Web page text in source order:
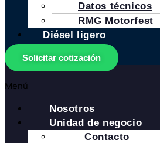
Datos técnicos
RMG Motorfest
Diésel ligero
Solicitar cotización
Menú
Nosotros
Unidad de negocio
Contacto